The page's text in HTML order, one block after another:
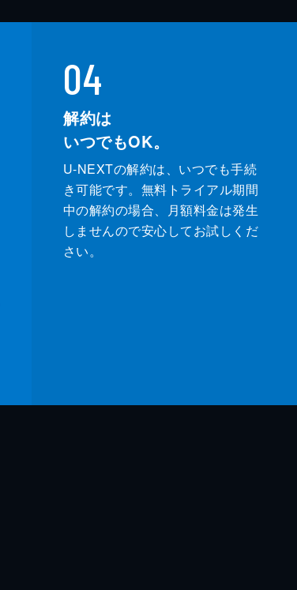
04
解約は
いつでもOK。
U-NEXTの解約は、いつでも手続
き可能です。無料トライアル期間
中の解約の場合、月額料金は発生
しませんので安心してお試しくだ
さい。